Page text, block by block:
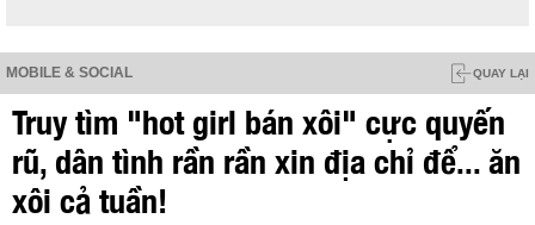
MOBILE & SOCIAL QUAY LẠI
Truy tìm "hot girl bán xôi" cực quyến
rũ, dân tình rần rần xin địa chỉ để... ăn
xôi cả tuần!